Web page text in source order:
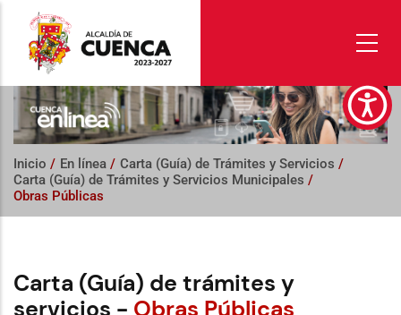
contenido
principal
Inicio / En línea / Carta (Guía) de Trámites y Servicios /
Carta (Guía) de Trámites y Servicios Municipales /
Obras Públicas
Carta (Guía) de trámites y